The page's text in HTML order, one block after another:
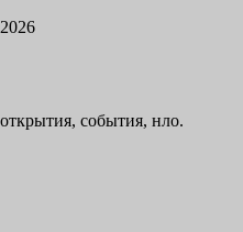
события, нло.